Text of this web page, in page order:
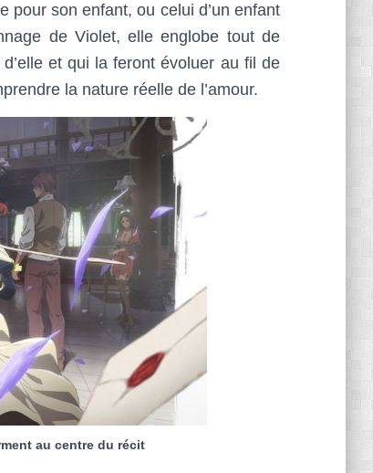
pour son enfant, ou celui d’un enfant
de Violet, elle englobe tout de
et qui la feront évoluer au fil de
la nature réelle de l’amour.
au centre du récit